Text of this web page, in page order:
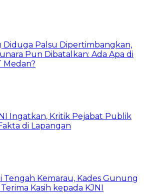
Diduga Palsu Dipertimbangkan,
Pun Dibatalkan: Ada Apa di
Medan?
Ingatkan, Kritik Pejabat Publik
di Lapangan
Tengah Kemarau, Kades Gunung
Kasih kepada KJNI